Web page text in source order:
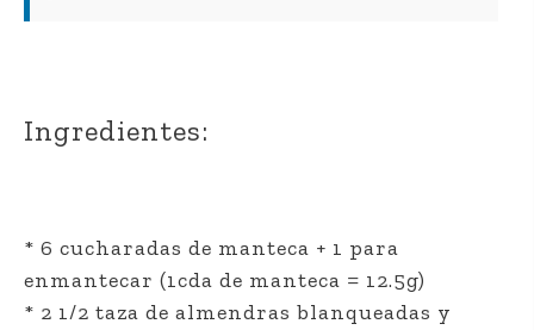
Ingredientes:
* 6 cucharadas de manteca + 1 para
enmantecar (1cda de manteca = 12.5g)
* 2 1/2 taza de almendras blanqueadas y